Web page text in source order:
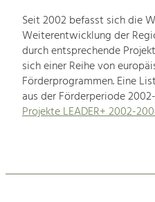
Seit 2002 befasst sich die
Weiterentwicklung der
durch entsprechende
sich einer Reihe von
Förderprogrammen. Eine
aus der Förderperiode
Projekte LEADER+ 2002-